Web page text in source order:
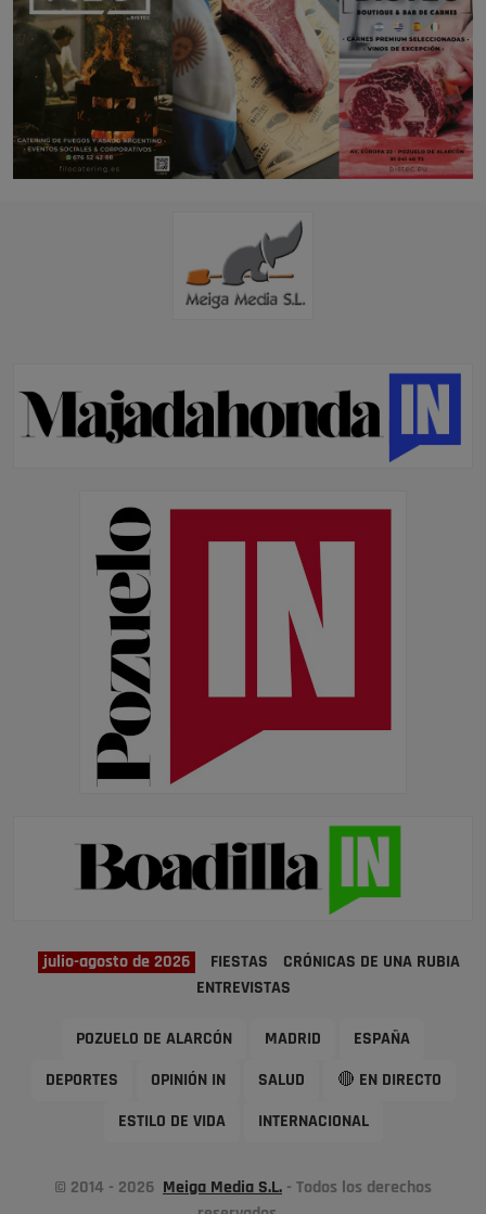
julio-agosto de 2026 FIESTAS
CRÓNICAS DE UNA RUBIA
ENTREVISTAS
POZUELO DE ALARCÓN MADRID ESPAÑA
DEPORTES OPINIÓN IN SALUD 🔴 EN DIRECTO
ESTILO DE VIDA INTERNACIONAL
© 2014 - 2026 Meiga Media S.L. - Todos los derechos